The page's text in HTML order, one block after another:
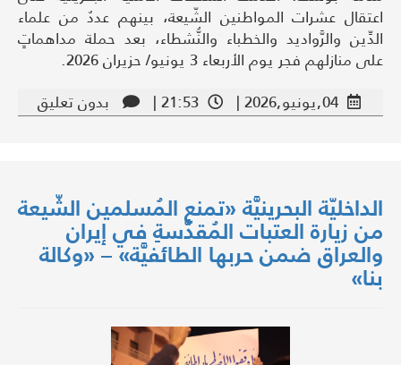
اعتقال عشرات المواطنين الشّيعة، بينهم عددٌ من علماء
الدِّين والرَّواديد والخطباء والنُّشطاء، بعد حملة مداهماتٍ
على منازلهم فجر يوم الأربعاء 3 يونيو/ حزيران 2026.
04,يونيو,2026 |
21:53 | بدون تعليق
الداخليّة البحرينيَّة «تمنع المُسلمين الشّيعة
من زيارة العتبات المُقدَّسةِ في إيران
والعراق ضمن حربها الطائفيَّة» – «وكالة
بنا»